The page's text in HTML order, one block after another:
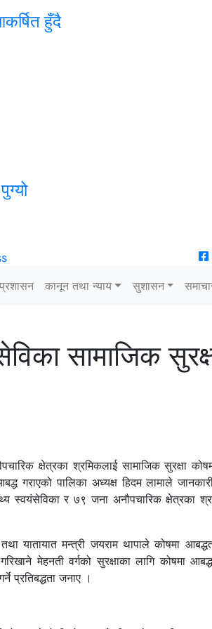
हुँदै
कानून तथा न्याय सुशासन
सामाजिक
क्षेत्रका श्रमिकलाई सामाजिक सुरक्षा
गराएको पालिका अध्यक्ष हिदम लामाले
स्वयंसेविका र ७९ जना अनौपचारिक क्षेत्रका
यातायात मन्त्री जयराम थापाले कोषमा
मेहनती वर्गको सुरक्षाका लागि कोषमा
प्रतिबद्धता जनाए ।